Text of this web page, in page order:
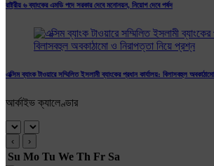
রাষ্ট্রীয় ৬ ব্যাংকের এমডি পদে সরকার দেবে মনোনয়ন, নিয়োগ দেবে পর্ষদ
এক্সিম ব্যাংক টাওয়ারে সম্মিলিত ইসলামী ব্যাংকের প্রধান কার্যালয়: বিলাসবহুল
আর্কাইভ ক্যালেণ্ডার
‹ ›
Su Mo Tu We Th Fr Sa